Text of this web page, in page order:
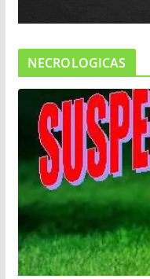
NECROLOGICAS